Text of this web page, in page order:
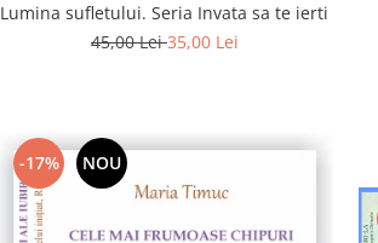
Lumina sufletului. Seria Invata sa te ierti
45,00 Lei35,00 Lei
-17% NOU